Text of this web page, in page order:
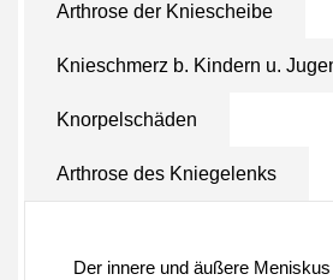
Arthrose der Kniescheibe
Knieschmerz b. Kindern u.
Knorpelschäden
Arthrose des Kniegelenks
Der innere und äußere